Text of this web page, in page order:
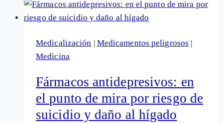
de
daños
conductas
sospechosas
la
Big
Pharma
Medicalización | Medicamentos peligrosos |
Medicina
Fármacos antidepresivos: en
el punto de mira por riesgo de
suicidio y daño al hígado